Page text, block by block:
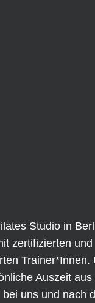
Studio in
zertifizierten und
Trainer*Innen.
Auszeit
uns und nach